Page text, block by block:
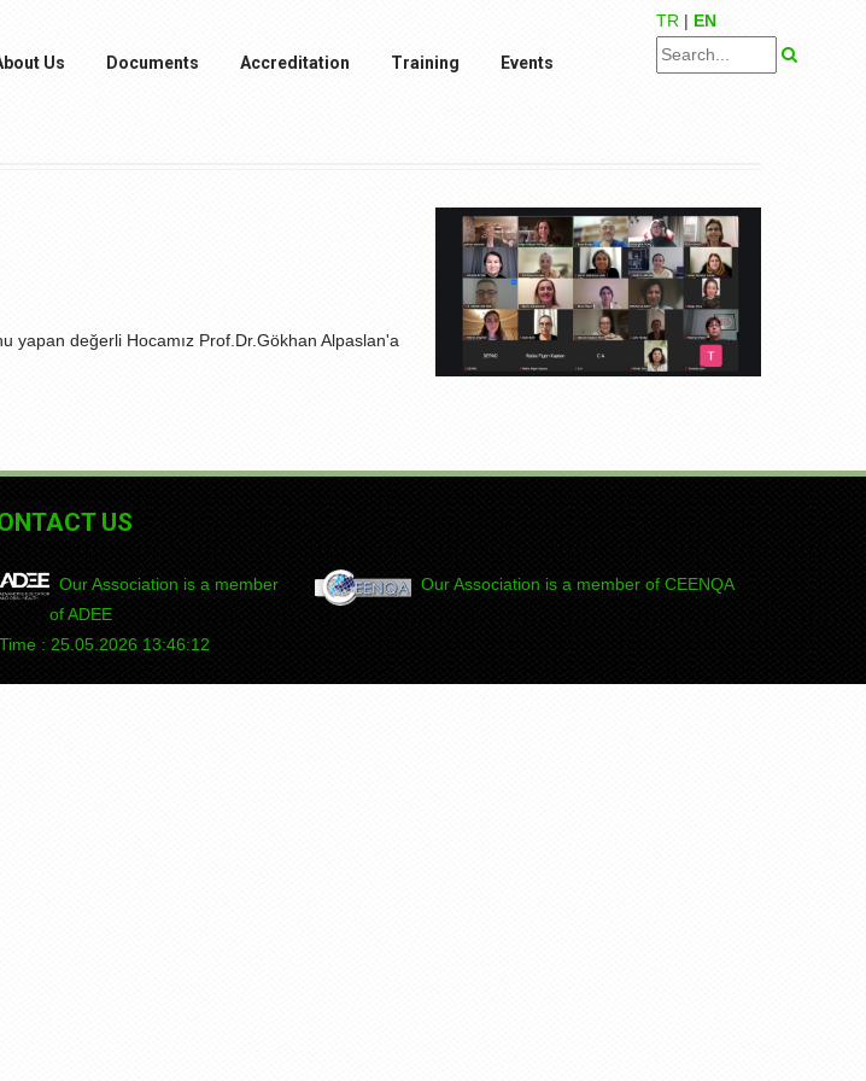
Us Documents Accreditation Training Events
TR | EN
yapan değerli Hocamız Prof.Dr.Gökhan Alpaslan'a
US
Our Association is a member
of ADEE
Our Association is a member of CEENQA
: 25.05.2026 13:46:12